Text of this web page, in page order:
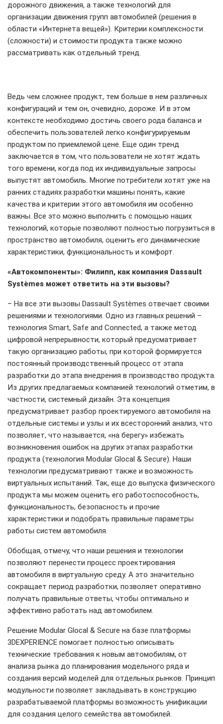
дорожного движения, а также технологий для
организации движения групп автомобилей (решения в
области «Интернета вещей»). Критерии комплексности
(сложности) и стоимости продукта также можно
рассматривать как отдельный тренд.
Ведь чем сложнее продукт, тем больше в нем различных
конфигураций и тем он, очевидно, дороже. И в этом
контексте необходимо достичь своего рода баланса и
обеспечить пользователей легко конфигурируемым
продуктом по приемлемой цене. Еще один тренд
заключается в том, что пользователи не хотят ждать
того времени, когда под их индивидуальные запросы
выпустят автомобиль. Многие потребители хотят уже на
ранних стадиях разработки машины понять, какие
качества и критерии этого автомобиля им особенно
важны. Все это можно выполнить с помощью наших
технологий, которые позволяют полностью погрузиться в
пространство автомобиля, оценить его динамические
характеристики, функциональность и комфорт.
«Автокомпоненты»: Филипп, как компания Dassault
Systèmes может ответить на эти вызовы?
– На все эти вызовы Dassault Systèmes отвечает своими
решениями и технологиями. Одно из главных решений –
технология Smart, Safe and Connected, а также метод
цифровой непрерывности, который предусматривает
такую организацию работы, при которой формируется
постоянный производственный процесс от этапа
разработки до этапа внедрения в производство продукта.
Из других предлагаемых компанией технологий отметим, в
частности, системный дизайн. Эта концепция
предусматривает разбор проектируемого автомобиля на
отдельные системы и узлы и их всесторонний анализ, что
позволяет, что называется, «на берегу» избежать
возникновения ошибок на других этапах разработки
продукта (технология Modular Glocal & Secure). Наши
технологии предусматривают также и возможность
виртуальных испытаний. Так, еще до выпуска физического
продукта мы можем оценить его работоспособность,
функциональность, безопасность и прочие
характеристики и подобрать правильные параметры
работы систем автомобиля.
Обобщая, отмечу, что наши решения и технологии
позволяют перенести процесс проектирования
автомобиля в виртуальную среду. А это значительно
сокращает период разработки, позволяет оперативно
получать правильные ответы, чтобы оптимально и
эффективно работать над автомобилем.
Решение Modular Glocal & Secure на базе платформы
3DEXPERIENCE помогает полностью описывать
технические требования к новым автомобилям, от
анализа рынка до планирования модельного ряда и
создания версий моделей для отдельных рынков. Принцип
модульности позволяет закладывать в конструкцию
разрабатываемой платформы возможность унификации
для создания целого семейства автомобилей.